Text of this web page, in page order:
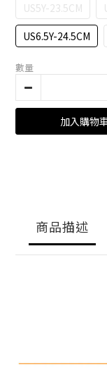
US5Y-23.5CM
US6.5Y-24.5CM
數量
加入購物
商品描述